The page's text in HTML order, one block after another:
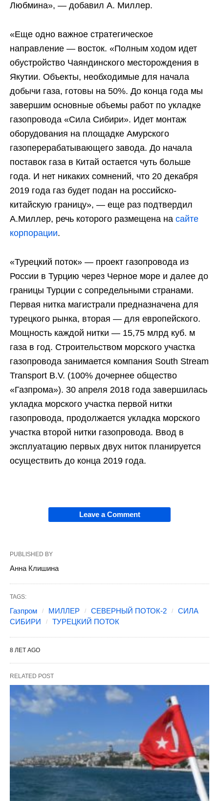
Любмина», — добавил А. Миллер.
«Еще одно важное стратегическое
направление — восток. «Полным ходом идет
обустройство Чаяндинского месторождения в
Якутии. Объекты, необходимые для начала
добычи газа, готовы на 50%. До конца года мы
завершим основные объемы работ по укладке
газопровода «Сила Сибири». Идет монтаж
оборудования на площадке Амурского
газоперерабатывающего завода. До начала
поставок газа в Китай остается чуть больше
года. И нет никаких сомнений, что 20 декабря
2019 года газ будет подан на российско-
китайскую границу», — еще раз подтвердил
А.Миллер, речь которого размещена на сайте
корпорации.
«Турецкий поток» — проект газопровода из
России в Турцию через Черное море и далее до
границы Турции с сопредельными странами.
Первая нитка магистрали предназначена для
турецкого рынка, вторая — для европейского.
Мощность каждой нитки — 15,75 млрд куб. м
газа в год. Строительством морского участка
газопровода занимается компания South Stream
Transport B.V. (100% дочернее общество
«Газпрома»). 30 апреля 2018 года завершилась
укладка морского участка первой нитки
газопровода, продолжается укладка морского
участка второй нитки газопровода. Ввод в
эксплуатацию первых двух ниток планируется
осуществить до конца 2019 года.
Leave a Comment
PUBLISHED BY
Анна Клишина
TAGS:
Газпром МИЛЛЕР СЕВЕРНЫЙ ПОТОК-2
СИЛА
СИБИРИ
ТУРЕЦКИЙ ПОТОК
8 ЛЕТ AGO
RELATED POST